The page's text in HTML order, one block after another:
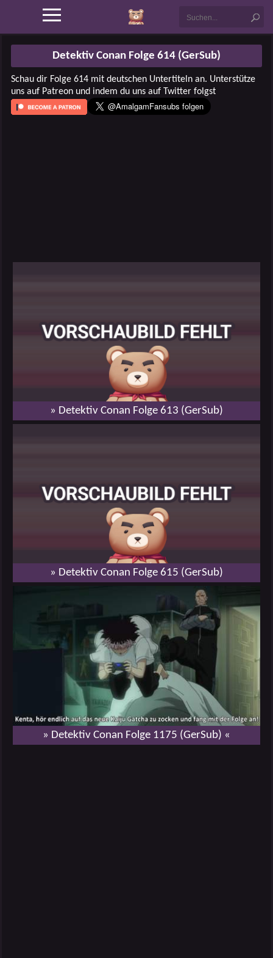
Detektiv Conan Folge 614 (GerSub)
Schau dir Folge 614 mit deutschen Untertiteln an. Unterstütze
uns auf Patreon und indem du uns auf Twitter folgst
» Detektiv Conan Folge 613 (GerSub)
» Detektiv Conan Folge 615 (GerSub)
» Detektiv Conan Folge 1175 (GerSub) «